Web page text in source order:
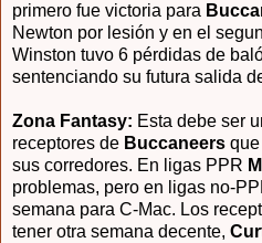
primero fue victoria para
Newton por lesión y en el
Winston tuvo 6 pérdidas de
sentenciando su futura salida
Zona Fantasy: Esta debe ser
receptores de Buccaneers
sus corredores. En ligas PPR
problemas, pero en ligas no-
semana para C-Mac. Los
tener otra semana decente,